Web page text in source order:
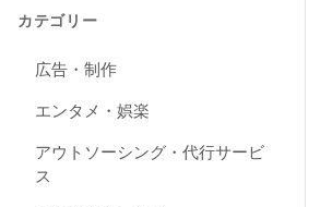
カテゴリー
広告・制作
エンタメ・娯楽
アウトソーシング・代行サービ
ス